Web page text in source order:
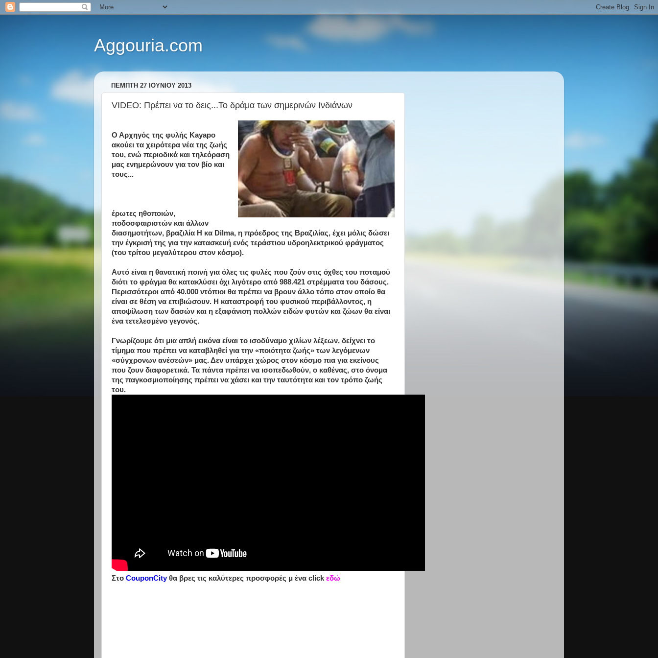
Aggouria.com
ΠΈΜΠΤΗ 27 ΙΟΥΝΊΟΥ 2013
VIDEO: Πρέπει να το δεις...Το δράμα των σημερινών Ινδιάνων
Ο Αρχηγός της φυλής Kayapo
ακούει τα χειρότερα νέα της ζωής
του, ενώ περιοδικά και τηλεόραση
μας ενημερώνουν για τον βίο και
τους...
έρωτες ηθοποιών,
ποδοσφαιριστών και άλλων
διασημοτήτων, βραζιλία Η κα Dilma, η πρόεδρος της Βραζιλίας, έχει μόλις δώσει
την έγκρισή της για την κατασκευή ενός τεράστιου υδροηλεκτρικού φράγματος
(του τρίτου μεγαλύτερου στον κόσμο).
Αυτό είναι η θανατική ποινή για όλες τις φυλές που ζούν στις όχθες του ποταμού
διότι το φράγμα θα κατακλύσει όχι λιγότερο από 988.421 στρέμματα του δάσους.
Περισσότεροι από 40.000 ντόπιοι θα πρέπει να βρουν άλλο τόπο στον οποίο θα
είναι σε θέση να επιβιώσουν. Η καταστροφή του φυσικού περιβάλλοντος, η
αποψίλωση των δασών και η εξαφάνιση πολλών ειδών φυτών και ζώων θα είναι
ένα τετελεσμένο γεγονός.
Γνωρίζουμε ότι μια απλή εικόνα είναι το ισοδύναμο χιλίων λέξεων, δείχνει το
τίμημα που πρέπει να καταβληθεί για την «ποιότητα ζωής» των λεγόμενων
«σύγχρονων ανέσεών» μας. Δεν υπάρχει χώρος στον κόσμο πια για εκείνους
που ζουν διαφορετικά. Τα πάντα πρέπει να ισοπεδωθούν, ο καθένας, στο όνομα
της παγκοσμιοποίησης πρέπει να χάσει και την ταυτότητα και τον τρόπο ζωής
του.
Στο CouponCityθα βρες τις καλύτερες προσφορές μ ένα click εδώ